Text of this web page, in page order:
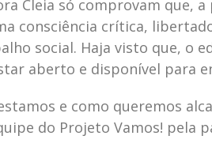
Cleia só comprovam
consciência crítica,
social. Haja visto que, o
aberto e disponível para
e como queremos
do Projeto Vamos! pela